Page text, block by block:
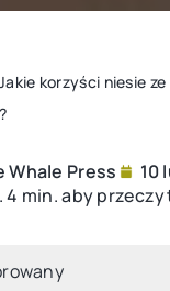
korzyści niesie
Whale Press
10
4 min. aby